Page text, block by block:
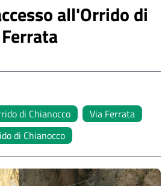
all'Orrido di
di Chianocco
Via Ferrata
di Chianocco